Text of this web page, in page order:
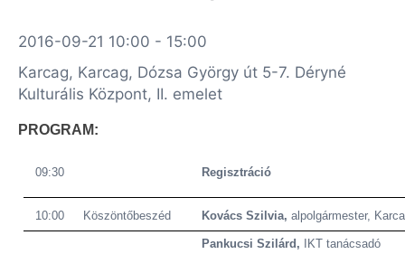
2016-09-21 10:00 - 15:00
Karcag, Karcag, Dózsa György út 5-7. Déryné
Kulturális Központ, II. emelet
PROGRAM:
09:30 Regisztráció
10:00 Köszöntőbeszéd Kovács Szilvia,alpolgármester,
Pankucsi Szilárd, IKT tanácsadó